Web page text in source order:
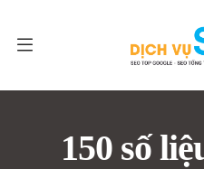
150 số